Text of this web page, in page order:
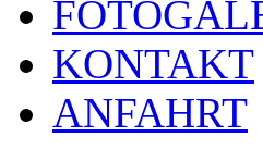
KONTAKT
ANFAHRT